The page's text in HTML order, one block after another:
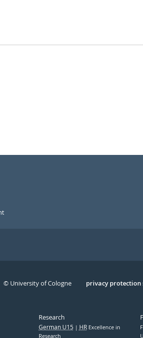
Serivce
privacy protection
© University of Cologne
Research
German U15 HRExcellence in
Research